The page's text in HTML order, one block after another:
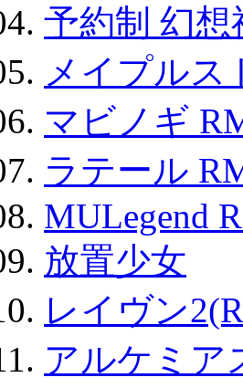
予約制 幻想
メイプルス
マビノギ
ラテール
MULegend
放置少女
レイヴン
アルケミア